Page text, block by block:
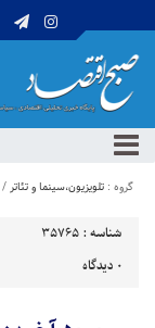
گروه : تلویزیون،سینما و تئاتر/
شناسه : 35765
0 دیدگاه